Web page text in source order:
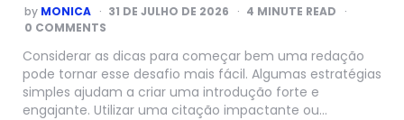
POSTED
BY
by MONICA 31 DE JULHO DE 2026 4 MINUTE READ
0 COMMENTS
Considerar as dicas para começar bem uma redação
pode tornar esse desafio mais fácil. Algumas estratégias
simples ajudam a criar uma introdução forte e
engajante. Utilizar uma citação impactante ou…